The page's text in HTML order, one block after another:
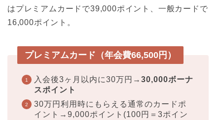
はプレミアムカードで39,000ポイント、一般カードで
16,000ポイント。
プレミアムカード（年会費66,500円）
入会後3ヶ月以内に30万円→ 30,000ボーナ
スポイント
30万円利用時にもらえる通常のカードポ
イント→9,000ポイント(100円＝3ポイン